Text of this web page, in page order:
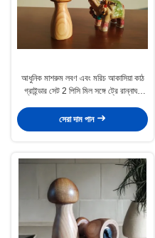
আধুনিক মাশরুম লবণ এবং মরিচ আকাসিয়া কাঠ
গ্রাইন্ডার সেট 2 পিসি মিল সঙ্গে ট্রে রান্নাঘর
সেরা দাম পান